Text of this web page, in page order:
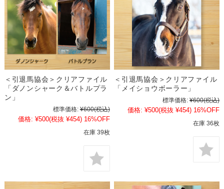
＜引退馬協会＞クリアファイル
「ダノンシャーク＆バトルプラ
ン」
標準価格: ¥600(税込)
価格: ¥500(税抜 ¥454) 16%OFF
在庫 39枚
＜引退馬協会＞クリアファイル
「メイショウボーラー」
標準価格: ¥600(税込)
価格: ¥500(税抜 ¥454) 16%OFF
在庫 36枚